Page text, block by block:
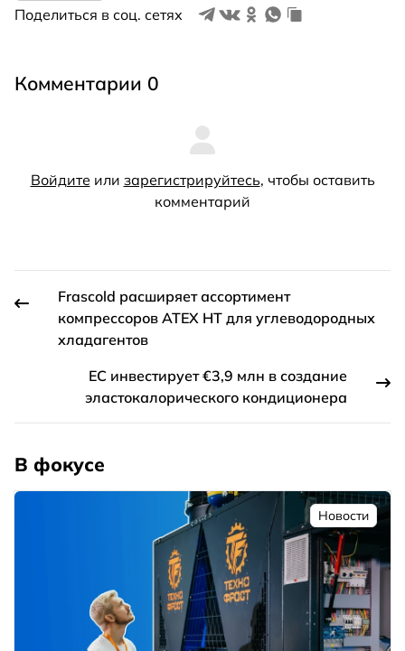
Поделиться в соц. сетях
Комментарии 0
Войдите или зарегистрируйтесь, чтобы оставить
комментарий
Frascold расширяет ассортимент
компрессоров ATEX HT для углеводородных
хладагентов
ЕС инвестирует €3,9 млн в создание
эластокалорического кондиционера
В фокусе
Новости